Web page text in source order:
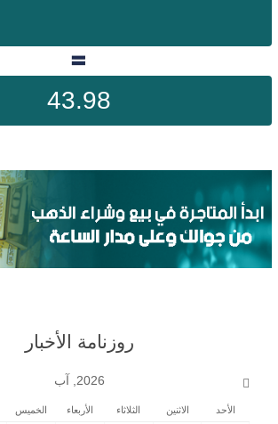
43.98
روزنامة الأخبار
2026, آب
الأحد الاثنين الثلاثاء الأربعاء الخميس